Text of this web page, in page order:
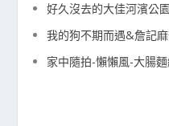
好久沒去的大佳河濱公
我的狗不期而遇&詹記
家中隨拍-懶懶風-大腸